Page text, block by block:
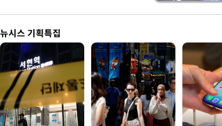
뉴시스 기획특집